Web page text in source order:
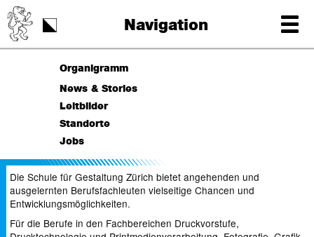
Navigation
Tag der Schrift
Organigramm
Bereichsleitung
Berufsfeldkoordination
Hausdienst
Informatik
Lehrgangsleitung
Beratung bei Problemen
Qualitätsentwicklung
Schulleitung
News & Stories
Leitbilder
Standorte
Jobs
Die Schule für Gestaltung Zürich bietet angehenden und
ausgelernten Berufsfachleuten vielseitige Chancen und
Entwicklungsmöglichkeiten.
Für die Berufe in den Fachbereichen Druckvorstufe,